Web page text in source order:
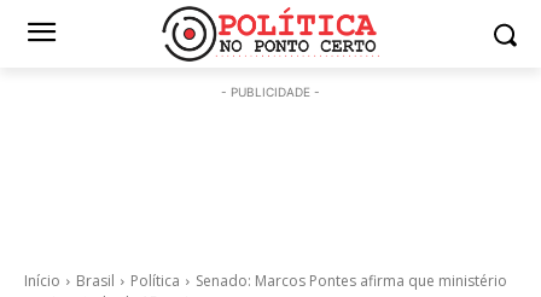
- PUBLICIDADE -
Início Brasil Política
Senado: Marcos Pontes afirma que ministério